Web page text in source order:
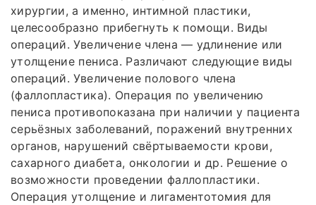
хирургии, а именно, интимной пластики,
целесообразно прибегнуть к помощи. Виды
операций. Увеличение члена — удлинение или
утолщение пениса. Различают следующие виды
операций. Увеличение полового члена
(фаллопластика). Операция по увеличению
пениса противопоказана при наличии у пациента
серьёзных заболеваний, поражений внутренних
органов, нарушений свёртываемости крови,
сахарного диабета, онкологии и др. Решение о
возможности проведении фаллопластики.
Операция утолщение и лигаментотомия для